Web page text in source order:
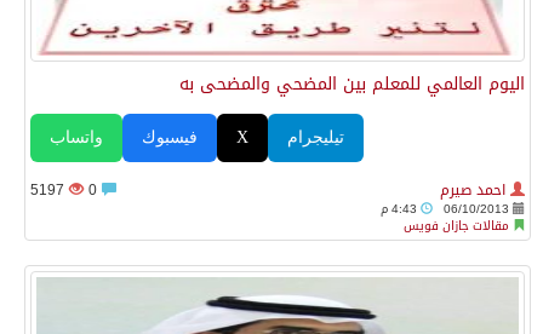
اليوم العالمي للمعلم بين المضحي والمضحى به
واتساب فيسبوك X تيليجرام
احمد صيرم
06/10/2013
مقالات جازان فويس
5197